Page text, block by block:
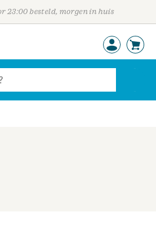
23:00 besteld, morgen in huis